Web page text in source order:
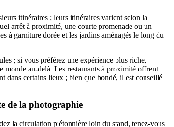
itinéraires ; leurs itinéraires varient selon la
arrêt à proximité, une courte promenade ou un
à garniture dorée et les jardins aménagés le long du
; si vous préférez une expérience plus riche,
monde au-delà. Les restaurants à proximité offrent
dans certains lieux ; bien que bondé, il est conseillé
de la photographie
la circulation piétonnière loin du stand, tenez-vous